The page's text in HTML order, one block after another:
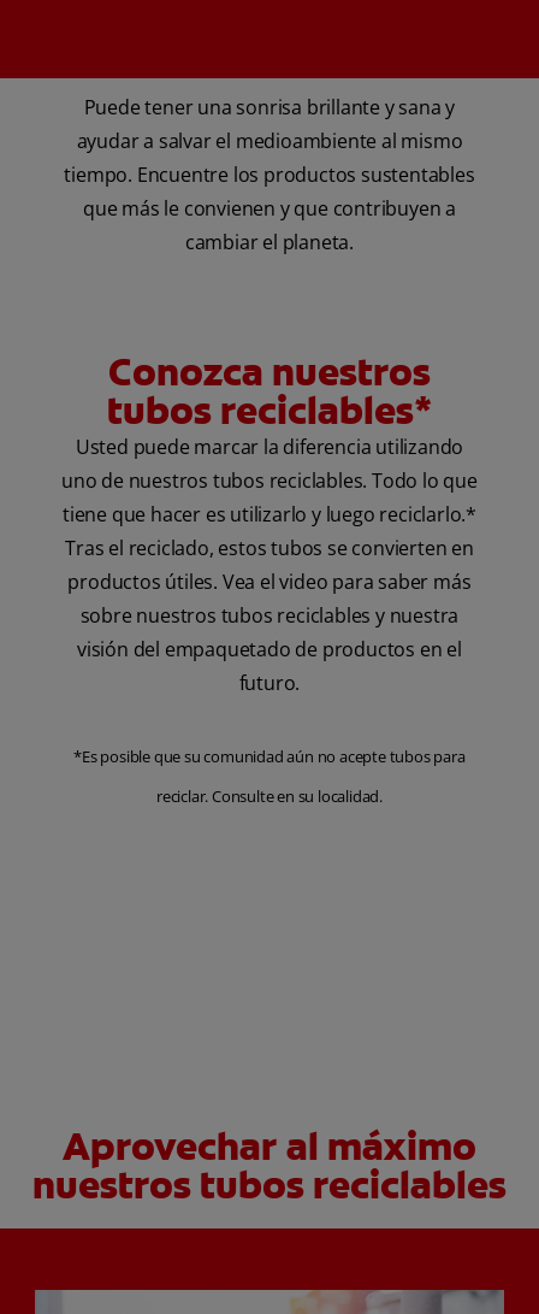
Puede tener una sonrisa brillante y sana y
ayudar a salvar el medioambiente al mismo
tiempo. Encuentre los productos sustentables
que más le convienen y que contribuyen a
cambiar el planeta.
Conozca nuestros
tubos reciclables*
Usted puede marcar la diferencia utilizando
uno de nuestros tubos reciclables. Todo lo que
tiene que hacer es utilizarlo y luego reciclarlo.*
Tras el reciclado, estos tubos se convierten en
productos útiles. Vea el video para saber más
sobre nuestros tubos reciclables y nuestra
visión del empaquetado de productos en el
futuro.
*Es posible que su comunidad aún no acepte tubos para
reciclar. Consulte en su localidad.
Aprovechar al máximo
nuestros tubos reciclables